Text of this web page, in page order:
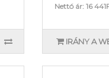
Nettó ár: 16
IRÁNY A